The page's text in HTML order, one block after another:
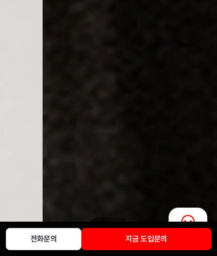
1/3
전화문의 지금 도입문의